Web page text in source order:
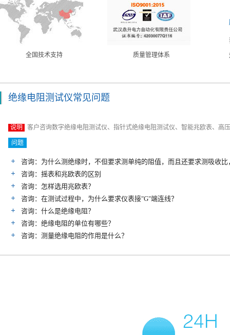
全国技术支持 质量管理体系
绝缘电阻测试仪常见问题
说明 客户咨询数字绝缘电阻测试仪、指针式绝缘电阻测试仪、智能兆欧表、
问题
咨询：为什么测绝缘时，不但要求测单纯的阻值，而且还要求测吸收比
咨询：摇表和兆欧表的区别
咨询：怎样选用兆欧表？
咨询：在测试过程中，为什么要求仪表接"G"端连线？
咨询：什么是绝缘电阻？
咨询：绝缘电阻的单位有哪些？
咨询：测量绝缘电阻的作用是什么？